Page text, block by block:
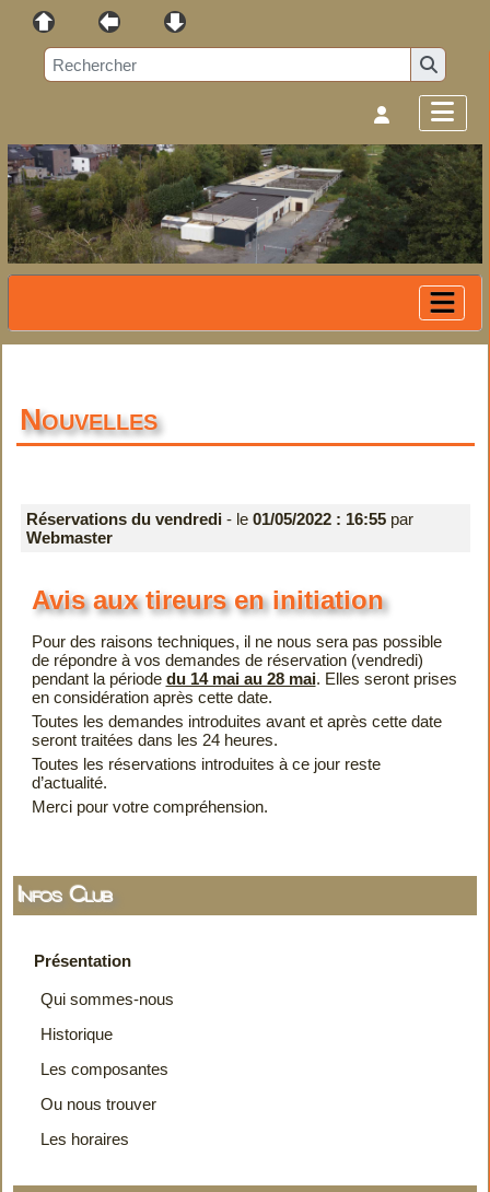
Infos Club
Présentation
Qui sommes-nous
Historique
Les composantes
Ou nous trouver
Les horaires
Nouvelles
Réservations du vendredi - le 01/05/2022 : 16:55par
Webmaster
Avis aux tireurs en initiation
Pour des raisons techniques, il ne nous sera pas possible
de répondre à vos demandes de réservation (vendredi)
pendant la période du 14 mai au 28 mai. Elles seront prises
en considération après cette date.
Toutes les demandes introduites avant et après cette date
seront traitées dans les 24 heures.
Toutes les réservations introduites à ce jour reste
d’actualité.
Merci pour votre compréhension.